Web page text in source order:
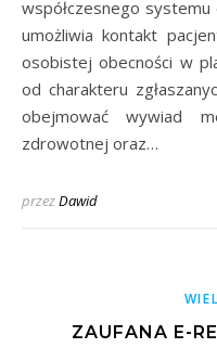
współczesnego
umożliwia kontakt
osobistej obecności w
od charakteru
obejmować wywiad
zdrowotnej oraz…
przezDawid
ZAUFANA E-